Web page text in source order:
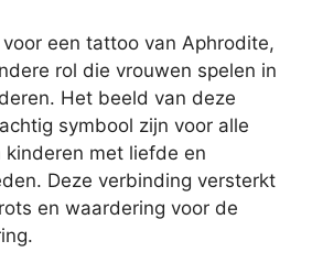
een tattoo van Aphrodite,
rol die vrouwen spelen in
Het beeld van deze
symbool zijn voor alle
kinderen met liefde en
Deze verbinding versterkt
en waardering voor de